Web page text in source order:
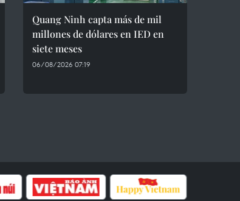
Quang Ninh capta más de mil
millones de dólares en IED en
siete meses
06/08/2026 07:19